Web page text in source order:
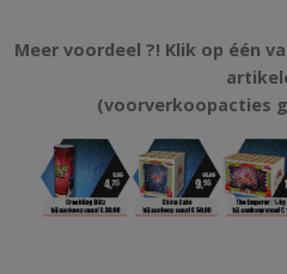
Meer voordeel ?! Klik op één
(voorverkoopacties